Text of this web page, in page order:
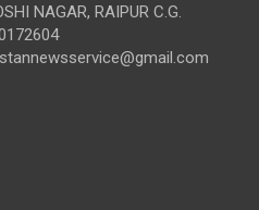
NAGAR, RAIPUR C.G.